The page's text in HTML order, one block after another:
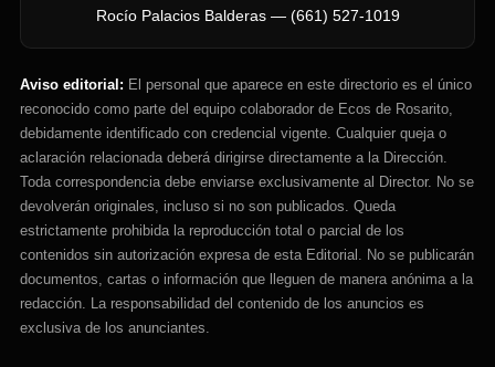
Rocío Palacios Balderas — (661) 527-1019
Aviso editorial: El personal que aparece en este directorio es el único
reconocido como parte del equipo colaborador de Ecos de Rosarito,
debidamente identificado con credencial vigente. Cualquier queja o
aclaración relacionada deberá dirigirse directamente a la Dirección.
Toda correspondencia debe enviarse exclusivamente al Director. No se
devolverán originales, incluso si no son publicados. Queda
estrictamente prohibida la reproducción total o parcial de los
contenidos sin autorización expresa de esta Editorial. No se publicarán
documentos, cartas o información que lleguen de manera anónima a la
redacción. La responsabilidad del contenido de los anuncios es
exclusiva de los anunciantes.